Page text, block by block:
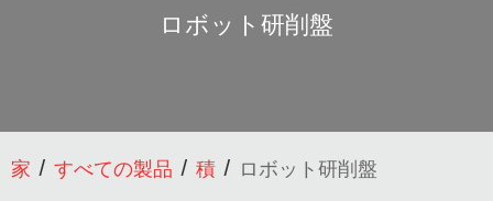
ロボット研削盤
家 すべての製品 積 ロボット研削盤